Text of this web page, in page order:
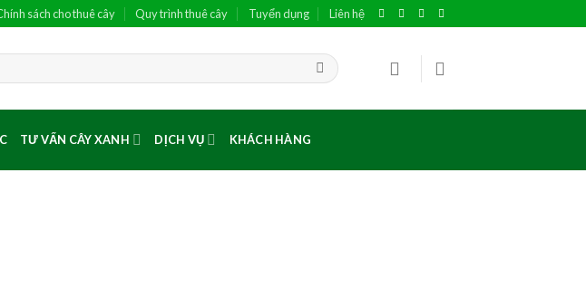
sách cho thuê cây Quy trình thuê cây Tuyển dụng Liên hệ
TƯ VẤN CÂY XANH DỊCH VỤ KHÁCH HÀNG